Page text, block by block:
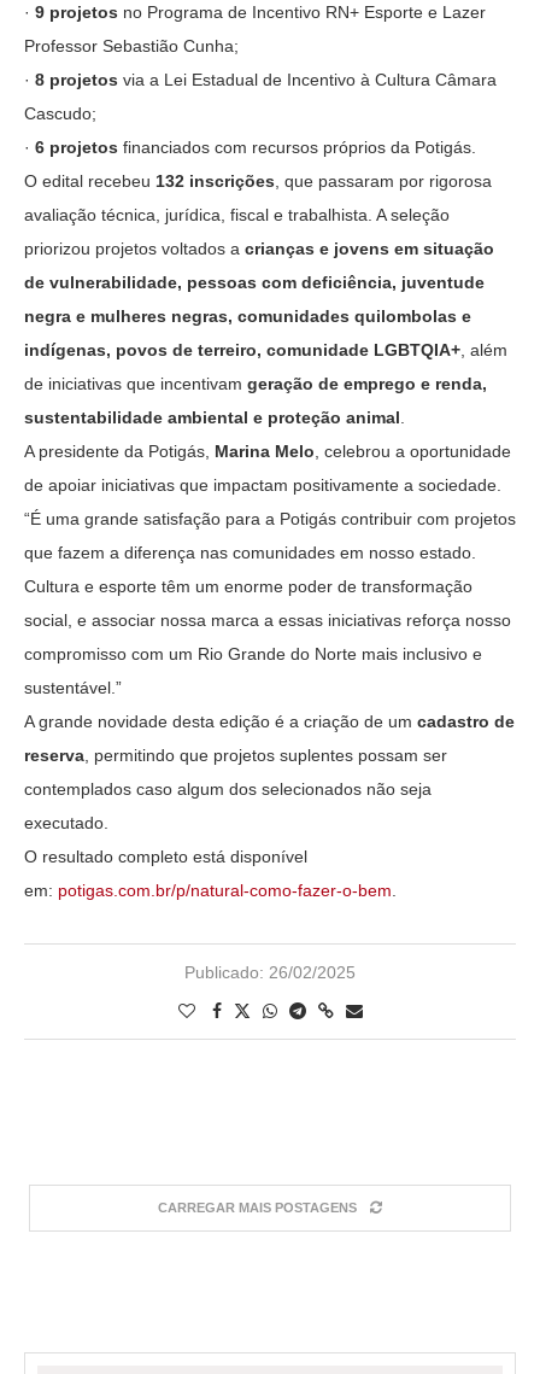
· 9 projetos no Programa de Incentivo RN+ Esporte e Lazer
Professor Sebastião Cunha;
· 8 projetos via a Lei Estadual de Incentivo à Cultura Câmara
Cascudo;
· 6 projetos financiados com recursos próprios da Potigás.
O edital recebeu 132 inscrições , que passaram por rigorosa
avaliação técnica, jurídica, fiscal e trabalhista. A seleção
priorizou projetos voltados a crianças e jovens em situação
de vulnerabilidade, pessoas com deficiência, juventude
negra e mulheres negras, comunidades quilombolas e
indígenas, povos de terreiro, comunidade LGBTQIA+ , além
de iniciativas que incentivam geração de emprego e renda,
sustentabilidade ambiental e proteção animal
A presidente da Potigás, Marina Melo , celebrou a oportunidade
de apoiar iniciativas que impactam positivamente a sociedade.
“É uma grande satisfação para a Potigás contribuir com projetos
que fazem a diferença nas comunidades em nosso estado.
Cultura e esporte têm um enorme poder de transformação
social, e associar nossa marca a essas iniciativas reforça nosso
compromisso com um Rio Grande do Norte mais inclusivo e
sustentável.”
A grande novidade desta edição é a criação de um cadastro de
reserva , permitindo que projetos suplentes possam ser
contemplados caso algum dos selecionados não seja
executado.
O resultado completo está disponível
em: potigas.com.br/p/natural-como-fazer-o-bem
Publicado: 26/02/2025
CARREGAR MAIS POSTAGENS